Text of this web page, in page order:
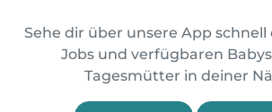
Sehe dir über unsere App
Jobs und verfügbaren
Tagesmütter in deiner